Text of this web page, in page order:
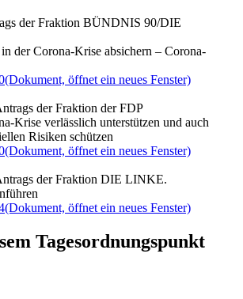
der Fraktion BÜNDNIS 90/DIE
der Corona-Krise absichern – Corona-
(Dokument, öffnet ein neues Fenster)
der Fraktion der FDP
Krise verlässlich unterstützen und auch
Risiken schützen
(Dokument, öffnet ein neues Fenster)
der Fraktion DIE LINKE.
(Dokument, öffnet ein neues Fenster)
Tagesordnungspunkt